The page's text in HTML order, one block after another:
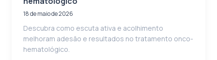
18 de maio de 2026
Descubra como escuta ativa e acolhimento
melhoram adesão e resultados no tratamento onco-
hematológico.